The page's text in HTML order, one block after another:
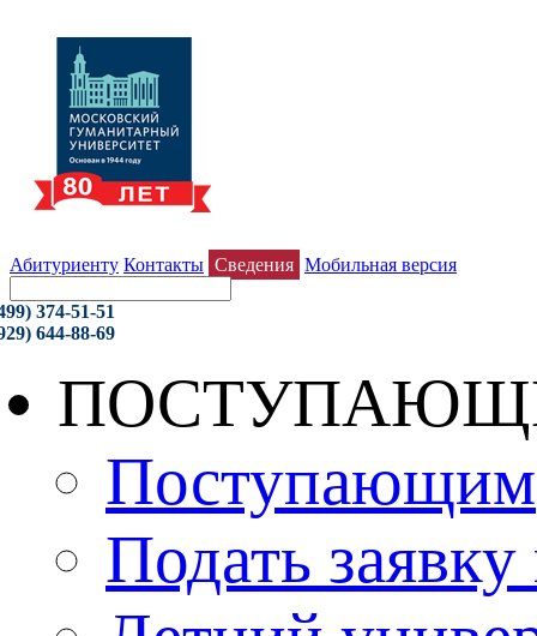
Абитуриенту Контакты Сведения Мобильная версия
374-51-51
644-88-69
Поступающим
Подать